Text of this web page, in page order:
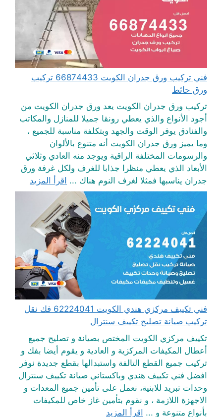
فني تركيب ورق جدران الكويت 66874433 تركيب
ورق حائط
تركيب ورق جدران الكويت يعد ورق جدران الكويت من
أجود الأنواع والذي يعطي رونقا جميلا للمنازل والمكاتب
والفنادق يوفر الوقت والجهد وبتكلفة مناسبة للجميع ،
وما يميز ورق جدران الكويت أنه متنوع بالألوان
والرسومات المختلفة الراقية ويوجد منه العادي وثلاثي
الأبعاد الذي يعطي منظرا جذابا للغرف ولكل غرفة ورق
جدران يناسبها فمثلا لغرف النوم هناك ... اقرأ المزيد
فني تكييف مركزي هندي الكويت 62224041 فك نقل
تركيب صيانة تصليح تكييف سنترال
تكييف مركزي الكويت المختص بصيانة و تصليح جميع
أعطال المكيفات المركزية و العادية و يقوم أيضا بفك و
تركيب جميع القطع التالفة واستبدالها بقطع جديدة نوفر
افضل فني تكييف هندي وباكستاني صيانة تكييف سنترال
وحدات تبريد للابنية، نعمل على تأمين جميع المعدات و
الاجهزة اللازمة ، و نقوم بتأمين غاز خاص للمكيفات
بأنواع متنوعة و ... اقرأ المزيد